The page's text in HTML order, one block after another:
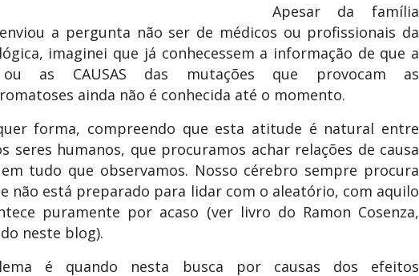
Apesar da família
a pergunta não ser de médicos ou profissionais da
imaginei que já conhecessem a informação de que a
ou as CAUSAS das mutações que provocam as
ainda não é conhecida até o momento.
forma, compreendo que esta atitude é natural entre
seres humanos, que procuramos achar relações de causa
tudo que observamos. Nosso cérebro sempre procura
não está preparado para lidar com o aleatório, com aquilo
puramente por acaso (ver livro do Ramon Cosenza,
neste blog).
é quando nesta busca por causas dos efeitos